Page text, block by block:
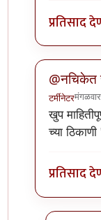
प्रतिसाद
टर्मीनेटर
In reply
खुप
च्या
प्रतिसाद